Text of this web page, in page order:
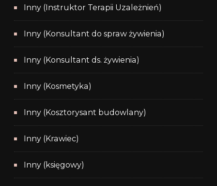
Inny (Instruktor Terapii Uzależnień)
Inny (Konsultant do spraw żywienia)
Inny (Konsultant ds. żywienia)
Inny (Kosmetyka)
Inny (Kosztorysant budowlany)
Inny (Krawiec)
Inny (księgowy)